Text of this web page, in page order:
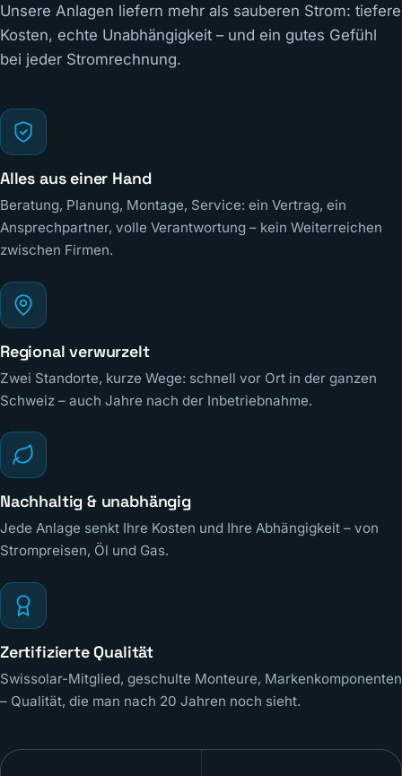
Unsere Anlagen liefern mehr als sauberen Strom: tiefere
Kosten, echte Unabhängigkeit – und ein gutes Gefühl
bei jeder Stromrechnung.
Alles aus einer Hand
Beratung, Planung, Montage, Service: ein Vertrag, ein
Ansprechpartner, volle Verantwortung – kein Weiterreichen
zwischen Firmen.
Regional verwurzelt
Zwei Standorte, kurze Wege: schnell vor Ort in der ganzen
Schweiz – auch Jahre nach der Inbetriebnahme.
Nachhaltig & unabhängig
Jede Anlage senkt Ihre Kosten und Ihre Abhängigkeit – von
Strompreisen, Öl und Gas.
Zertifizierte Qualität
Swissolar-Mitglied, geschulte Monteure, Markenkomponenten
– Qualität, die man nach 20 Jahren noch sieht.